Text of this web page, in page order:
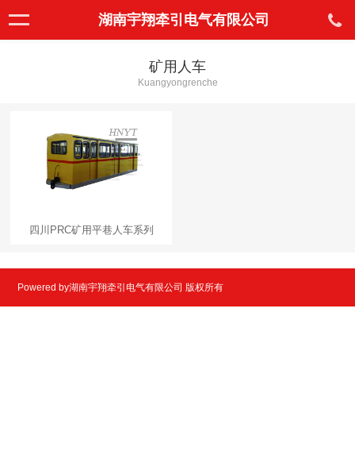
湖南宇翔牵引电气有限公司
矿用人车
Kuangyongrenche
四川PRC矿用平巷人车系列
Powered by湖南宇翔牵引电气有限公司 版权所有